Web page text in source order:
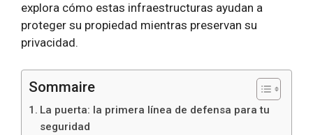
explora cómo estas infraestructuras ayudan a
proteger su propiedad mientras preservan su
privacidad.
Sommaire
La puerta: la primera línea de defensa para tu
seguridad